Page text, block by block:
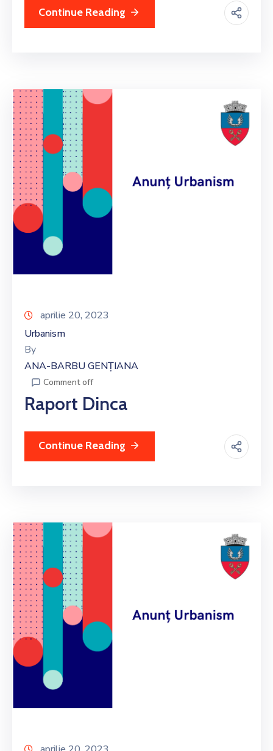
Continue Reading
aprilie 20, 2023
Urbanism
By
ANA-BARBU GENȚIANA
Comment off
Raport Dinca
Continue Reading